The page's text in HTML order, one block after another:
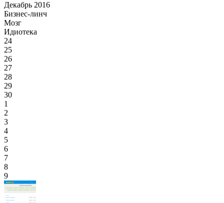
Декабрь 2016
Бизнес-линч
Мозг
Идиотека
24
25
26
27
28
29
30
1
2
3
4
5
6
7
8
9